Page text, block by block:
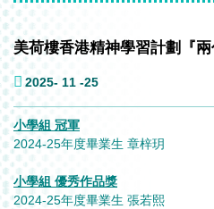
美荷樓香港精神學習計劃『
2025- 11 -25
小學組 冠軍
2024-25年度畢業生 章梓玥
小學組 優秀作品獎
2024-25年度畢業生 張若熙